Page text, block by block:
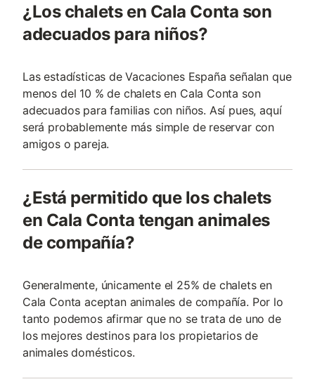
¿Los chalets en Cala Conta son
adecuados para niños?
Las estadísticas de Vacaciones España señalan que
menos del 10 % de chalets en Cala Conta son
adecuados para familias con niños. Así pues, aquí
será probablemente más simple de reservar con
amigos o pareja.
¿Está permitido que los chalets
en Cala Conta tengan animales
de compañía?
Generalmente, únicamente el 25% de chalets en
Cala Conta aceptan animales de compañía. Por lo
tanto podemos afirmar que no se trata de uno de
los mejores destinos para los propietarios de
animales domésticos.